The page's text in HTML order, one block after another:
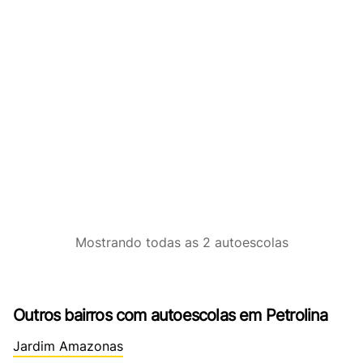
Outros bairros com autoescolas em Petrolina
Jardim Amazonas
Mostrando todas as 2 autoescolas